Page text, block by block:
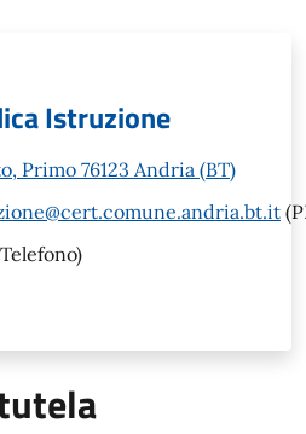
Istruzione
Primo 76123 Andria (BT)